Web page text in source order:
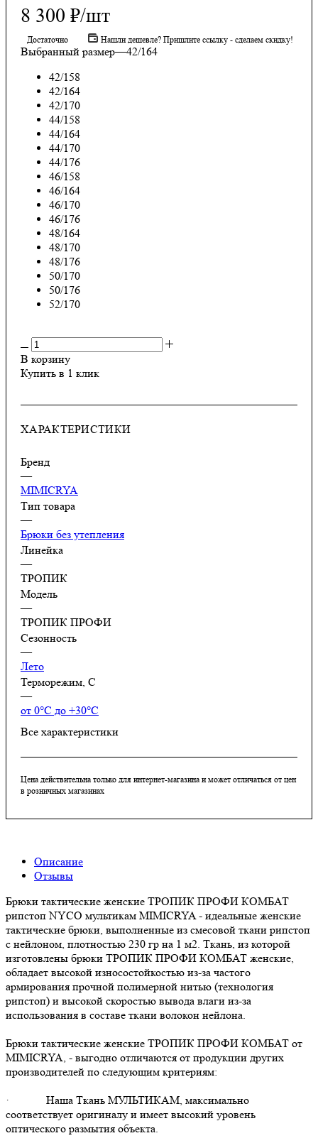
8 300 ₽/шт
Достаточно Нашли дешевле? Пришлите ссылку - сделаем скидку!
Выбранный размер—42/164
42/158
42/164
42/170
44/158
44/164
44/170
44/176
46/158
46/164
46/170
46/176
48/164
48/170
48/176
50/170
50/176
52/170
В корзину
Купить в 1 клик
ХАРАКТЕРИСТИКИ
Бренд
—
MIMICRYA
Тип товара
—
Брюки без утепления
Линейка
—
ТРОПИК
Модель
—
ТРОПИК ПРОФИ
Сезонность
—
Лето
Терморежим, C
—
от 0°С до +30°С
Все характеристики
Цена действительна только для интернет-магазина и может отличаться от цен
в розничных магазинах
Описание
Отзывы
Брюки тактические женские ТРОПИК ПРОФИ КОМБАТ
рипстоп NYCO мультикам MIMICRYA - идеальные женские
тактические брюки, выполненные из смесовой ткани рипстоп
с нейлоном, плотностью 230 гр на 1 м2. Ткань, из которой
изготовлены брюки ТРОПИК ПРОФИ КОМБАТ женские,
обладает высокой износостойкостью из-за частого
армирования прочной полимерной нитью (технология
рипстоп) и высокой скоростью вывода влаги из-за
использования в составе ткани волокон нейлона.
Брюки тактические женские ТРОПИК ПРОФИ КОМБАТ от
MIMICRYA, - выгодно отличаются от продукции других
производителей по следующим критериям:
· Наша Ткань МУЛЬТИКАМ, максимально
соответствует оригиналу и имеет высокий уровень
оптического размытия объекта.